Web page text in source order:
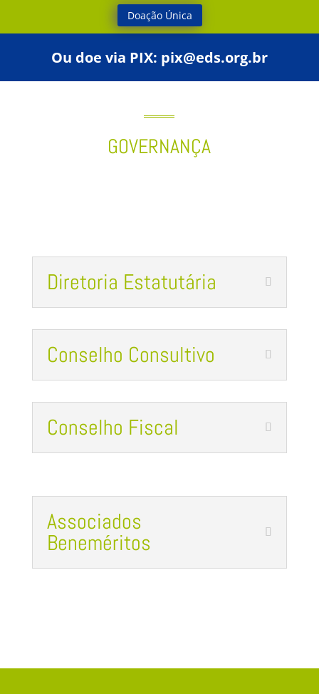
Doação Única
Ou doe via PIX: pix@eds.org.br
GOVERNANÇA
Diretoria Estatutária
Conselho Consultivo
Conselho Fiscal
Associados
Beneméritos